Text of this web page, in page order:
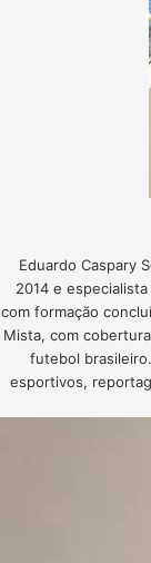
Eduardo Caspary
2014 e
com formação
Mista, com
futebol
esportivos,